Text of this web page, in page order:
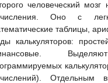
человеческий
Оно с
таблицы,
калькуляторов:
Отдельным